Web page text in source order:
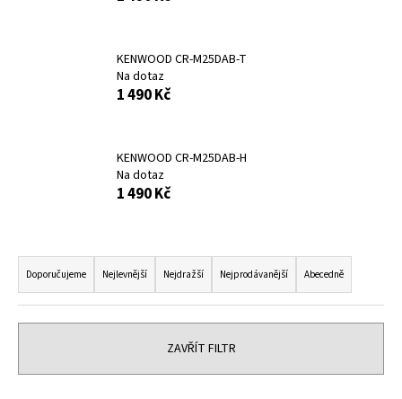
KENWOOD CR-M25DAB-T
Na dotaz
1 490 Kč
KENWOOD CR-M25DAB-H
Na dotaz
1 490 Kč
Ř
a
z
e
í
Doporučujeme Nejlevnější Nejdražší Nejprodávanější Abecedně
ZAVŘÍT FILTR
?